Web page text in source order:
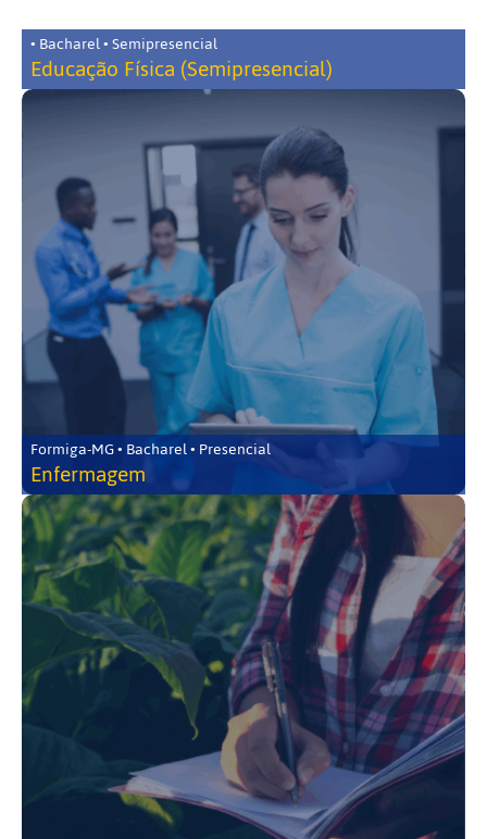
• Bacharel • Semipresencial
Educação Física (Semipresencial)
Formiga-MG • Bacharel • Presencial
Enfermagem